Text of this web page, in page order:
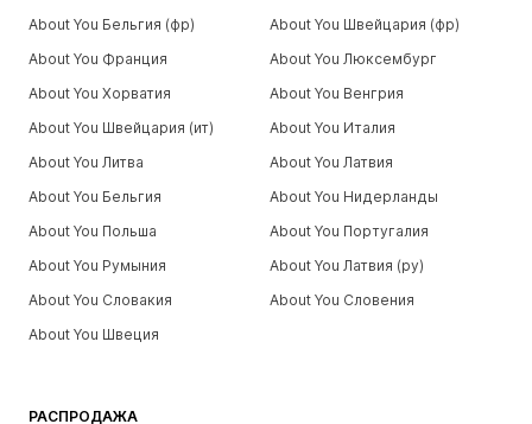
РАСПРОДАЖА
About You Бельгия (фр)
About You Швейцария (фр)
About You Франция
About You Люксембург
About You Хорватия
About You Венгрия
About You Швейцария (ит)
About You Италия
About You Литва
About You Латвия
About You Бельгия
About You Нидерланды
About You Польша
About You Португалия
About You Румыния
About You Латвия (ру)
About You Словакия
About You Словения
About You Швеция